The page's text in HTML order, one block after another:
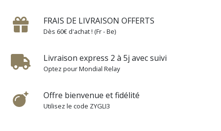
FRAIS DE LIVRAISON OFFERTS
Dès 60€ d'achat ! (Fr - Be)
Livraison express 2 à 5j avec suivi
Optez pour Mondial Relay
Offre bienvenue et fidélité
Utilisez le code ZYGLI3